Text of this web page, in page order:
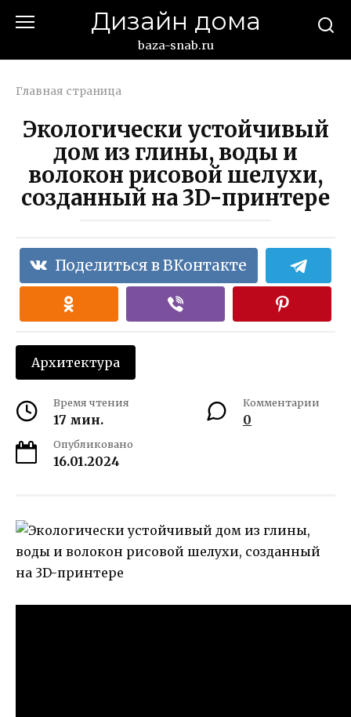
Дизайн дома
baza-snab.ru
Главная страница
Экологически устойчивый
дом из глины, воды и
волокон рисовой шелухи,
созданный на 3D-принтере
Поделиться в ВКонтакте
Архитектура
Время чтения
17 мин.
Комментарии
0
Опубликовано
16.01.2024